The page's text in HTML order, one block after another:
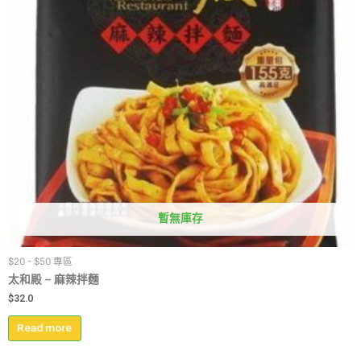
暫無庫存
$20 - $50 專區
太和殿 – 麻辣拌麵
$32.0
Read more